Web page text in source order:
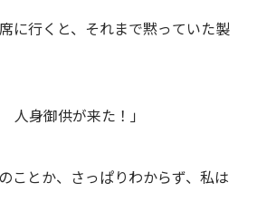
に行くと、それまで黙っていた製
人身御供が来た！」
ことか、さっぱりわからず、私は